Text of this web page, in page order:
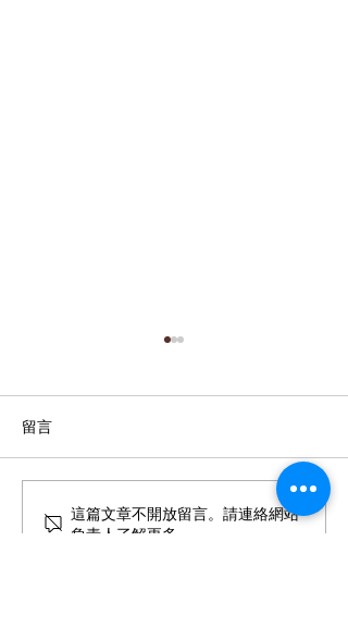
留言
這篇文章不開放留言。請連絡網站
負責人了解更多。